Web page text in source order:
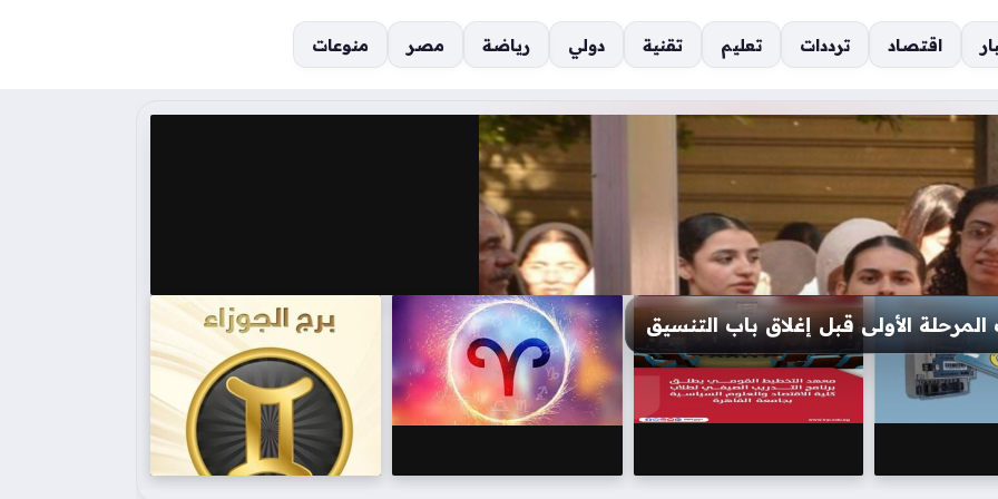
اقتصاد ترددات تعليم تقنية دولي رياضة مصر منوعات
المعهد العالي للسينما للموسم الدراسي الجديد